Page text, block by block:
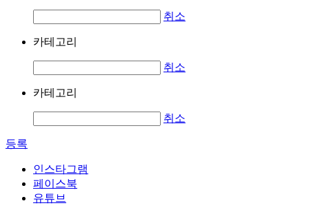
취소
카테고리
취소
카테고리
취소
등록
인스타그램
페이스북
유튜브